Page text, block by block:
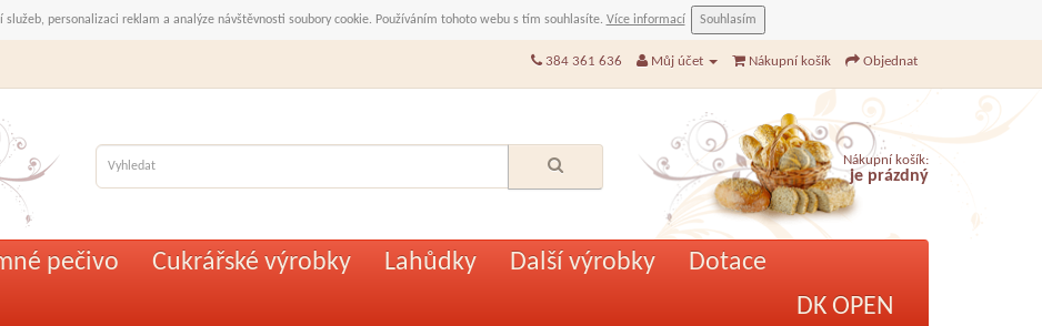
služeb, personalizaci reklam a analýze návštěvnosti soubory cookie. Používáním tohoto webu s tím souhlasíte. Více informací Souhlasím
384 361 636 Můj účet Nákupní košík Objednat
Nákupní košík:
je prázdný
pečivo Cukrářské výrobky Lahůdky Další výrobky
Dotace
DK OPEN